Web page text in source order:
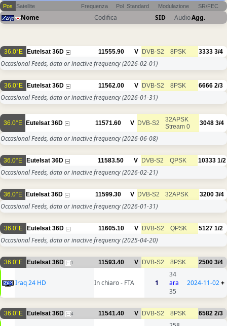
Pos Satellite Frequenza Pol Standard Modulazione SR/FEC
Nome Codifica SID AudioAgg.
36.0°E Eutelsat 36D 11555.90 V DVB-S2 8PSK 3333 3/4
Occasional Feeds, data or inactive frequency(2026-02-01)
36.0°E Eutelsat 36D 11562.00 V DVB-S2 8PSK 6666 2/3
Occasional Feeds, data or inactive frequency(2026-01-31)
36.0°E Eutelsat 36D 11571.60 V DVB-S2
32APSK
Stream 0
3048 3/4
Occasional Feeds, data or inactive frequency(2026-06-08)
36.0°E Eutelsat 36D 11583.50 V DVB-S2 QPSK 10333 1/2
Occasional Feeds, data or inactive frequency(2026-02-21)
36.0°E Eutelsat 36D 11599.30 V DVB-S2 32APSK 3200 3/4
Occasional Feeds, data or inactive frequency(2026-01-31)
36.0°E Eutelsat 36D 11605.10 V DVB-S2 QPSK 5127 1/2
Occasional Feeds, data or inactive frequency(2025-04-20)
36.0°E Eutelsat 36D 1 11593.40 V DVB-S2 8PSK 2500 3/4
Iraq 24 HD In chiaro - FTA 1
34
ara
35
2024-11-02+
36.0°E Eutelsat 36D 4 11541.40 V DVB-S2 8PSK 6582 2/3